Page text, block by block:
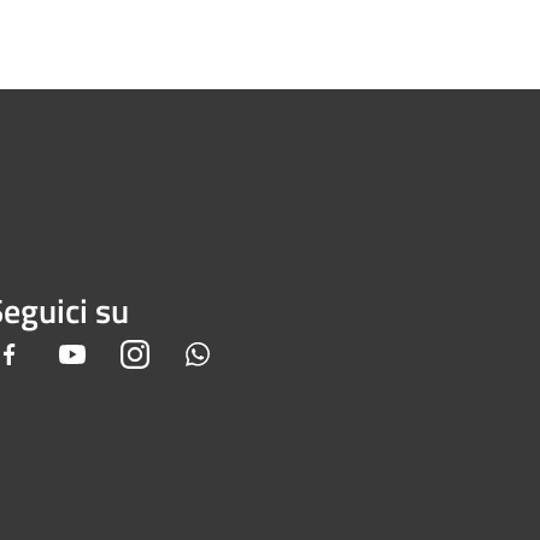
su
Facebook YoutubeInstagram